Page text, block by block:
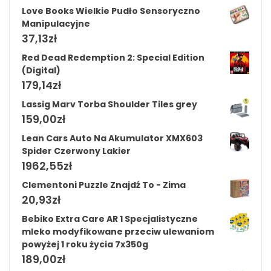
Love Books Wielkie Pudło Sensoryczno
Manipulacyjne
37,13zł
Red Dead Redemption 2: Special Edition
(Digital)
179,14zł
Lassig Marv Torba Shoulder Tiles grey
159,00zł
Lean Cars Auto Na Akumulator XMX603
Spider Czerwony Lakier
1962,55zł
Clementoni Puzzle Znajdź To - Zima
20,93zł
Bebiko Extra Care AR 1 Specjalistyczne
mleko modyfikowane przeciw ulewaniom
powyżej 1 roku życia 7x350g
189,00zł